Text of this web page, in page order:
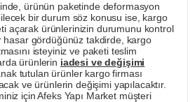
ürünün paketinde deformasyon
bir durum söz konusu ise, kargo
açarak ürünlerinizin durumunu kontrol
hasar gördüğünüz takdirde, kargo
isteyiniz ve paketi teslim
ürünlerin iadesi ve değişimi
tutulan ürünler kargo firması
ve ürünlerin değişimi yapılacaktır.
için Afeks Yapı Market müşteri